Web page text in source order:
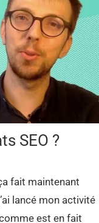
SEO ?
fait maintenant
lancé mon activité
est en fait